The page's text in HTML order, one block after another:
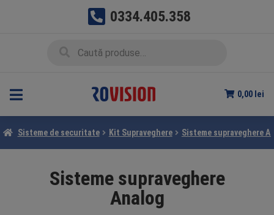
0334.405.358
0,00 lei
Sisteme de securitate Kit Supraveghere Sisteme supraveghere
Sisteme supraveghere
Analog